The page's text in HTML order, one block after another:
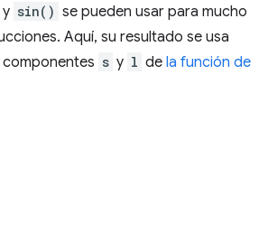
y sin() se pueden usar para mucho
Aquí, su resultado se usa
s y l de la función de